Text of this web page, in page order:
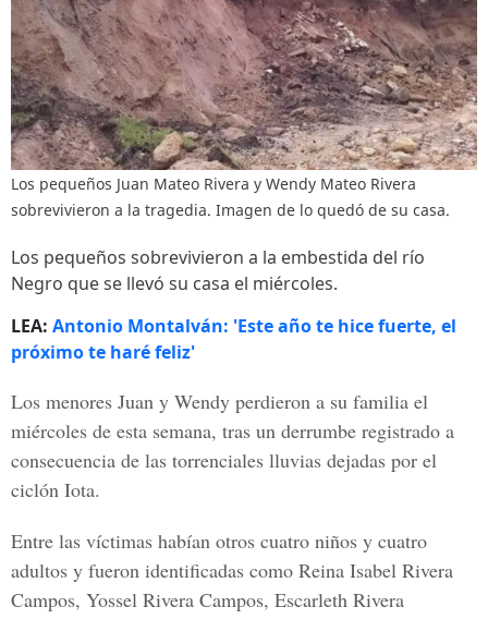
Los pequeños Juan Mateo Rivera y Wendy Mateo Rivera
sobrevivieron a la tragedia. Imagen de lo quedó de su casa.
Los pequeños sobrevivieron a la embestida del río
Negro que se llevó su casa el miércoles.
LEA: Antonio Montalván: 'Este año te hice fuerte, el
próximo te haré feliz'
Los menores Juan y Wendy perdieron a su familia el
miércoles de esta semana, tras un derrumbe registrado a
consecuencia de las torrenciales lluvias dejadas por el
ciclón Iota.
Entre las víctimas habían otros cuatro niños y cuatro
adultos y fueron identificadas como Reina Isabel Rivera
Campos, Yossel Rivera Campos, Escarleth Rivera